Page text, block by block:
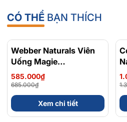
CÓ THỂ BẠN THÍCH
- 15%
Webber Naturals Viên
Uống Magie
Magnesium
Bisglycinate 200mg -
Chính Ngạch Canada,
Xuất VAT
585.000₫
685.000₫
Xem chi tiết